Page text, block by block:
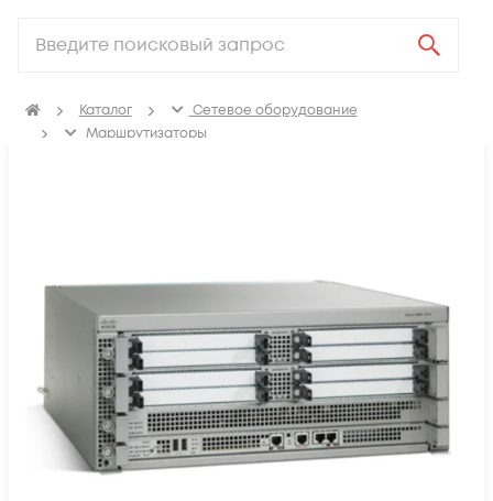
Каталог
Сетевое оборудование
Маршрутизаторы